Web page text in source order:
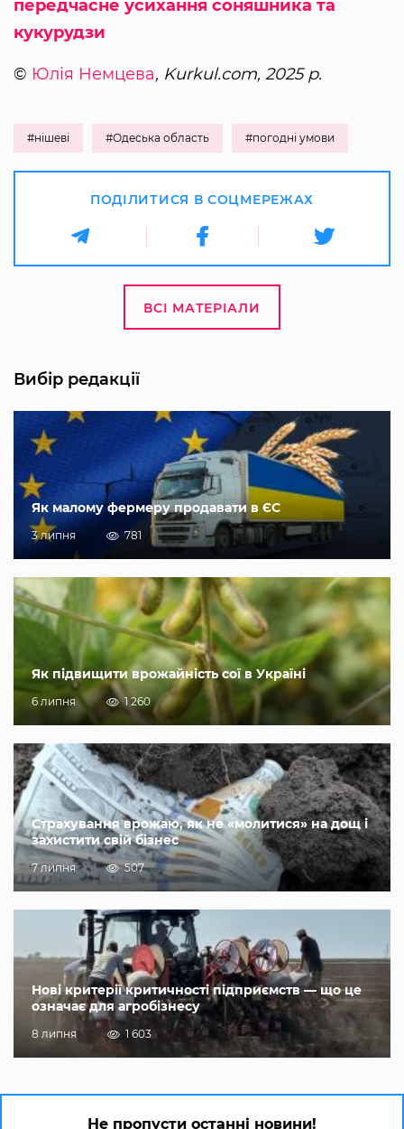
передчасне усихання соняшника та
кукурудзи
© Юлія Немцева, Kurkul.com, 2025 р.
#нішеві #Одеська область #погодні умови
ПОДІЛИТИСЯ В СОЦМЕРЕЖАХ
ВСІ МАТЕРІАЛИ
Вибір редакції
Як малому фермеру продавати в ЄС
3 липня 781
Як підвищити врожайність сої в Україні
6 липня 1 260
Страхування врожаю, як не «молитися» на дощ і
захистити свій бізнес
7 липня 507
Нові критерії критичності підприємств — що це
означає для агробізнесу
8 липня 1 603
Не пропусти останні новини!